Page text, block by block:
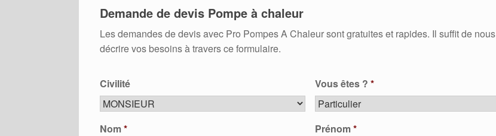
Demande de devis Pompe à chaleur
Les demandes de devis avec Pro Pompes A Chaleur sont gratuites et rapides. Il suffit de nous
décrire vos besoins à travers ce formulaire.
Civilité Vous êtes ? *
Nom* Prénom*